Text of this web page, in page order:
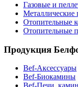
Газовые и
Металлические
Отопительные
Отопительные
Продукция
Bef-Аксессуары
Bef-Биокамины